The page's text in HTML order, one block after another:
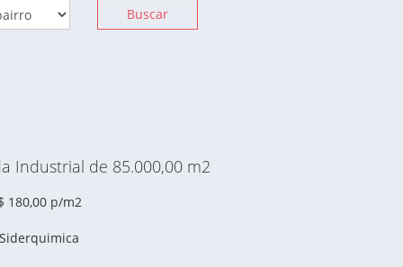
Buscar
Industrial de 85.000,00 m2
180,00 p/m2